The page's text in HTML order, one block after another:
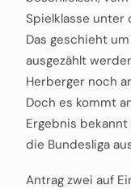
Spielklasse unter
Das geschieht
ausgezählt
Herberger noch
Doch es kommt
Ergebnis
die Bundesliga
Antrag zwei auf